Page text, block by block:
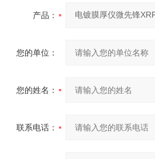
产品：
您的单位：
您的姓名：
联系电话：